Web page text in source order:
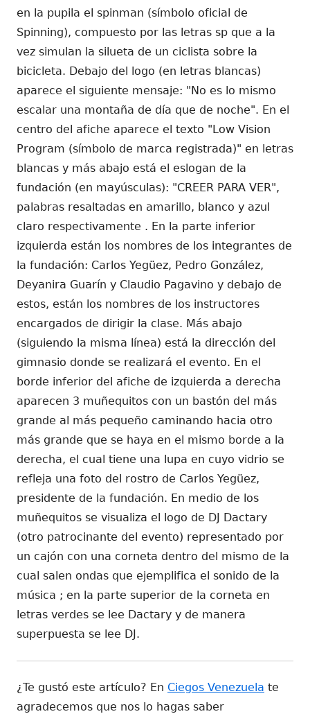
en la pupila el spinman (símbolo oficial de
Spinning), compuesto por las letras sp que a la
vez simulan la silueta de un ciclista sobre la
bicicleta. Debajo del logo (en letras blancas)
aparece el siguiente mensaje: "No es lo mismo
escalar una montaña de día que de noche". En el
centro del afiche aparece el texto "Low Vision
Program (símbolo de marca registrada)" en letras
blancas y más abajo está el eslogan de la
fundación (en mayúsculas): "CREER PARA VER",
palabras resaltadas en amarillo, blanco y azul
claro respectivamente . En la parte inferior
izquierda están los nombres de los integrantes de
la fundación: Carlos Yegüez, Pedro González,
Deyanira Guarín y Claudio Pagavino y debajo de
estos, están los nombres de los instructores
encargados de dirigir la clase. Más abajo
(siguiendo la misma línea) está la dirección del
gimnasio donde se realizará el evento. En el
borde inferior del afiche de izquierda a derecha
aparecen 3 muñequitos con un bastón del más
grande al más pequeño caminando hacia otro
más grande que se haya en el mismo borde a la
derecha, el cual tiene una lupa en cuyo vidrio se
refleja una foto del rostro de Carlos Yegüez,
presidente de la fundación. En medio de los
muñequitos se visualiza el logo de DJ Dactary
(otro patrocinante del evento) representado por
un cajón con una corneta dentro del mismo de la
cual salen ondas que ejemplifica el sonido de la
música ; en la parte superior de la corneta en
letras verdes se lee Dactary y de manera
superpuesta se lee DJ.
¿Te gustó este artículo? En Ciegos Venezuela te
agradecemos que nos lo hagas saber